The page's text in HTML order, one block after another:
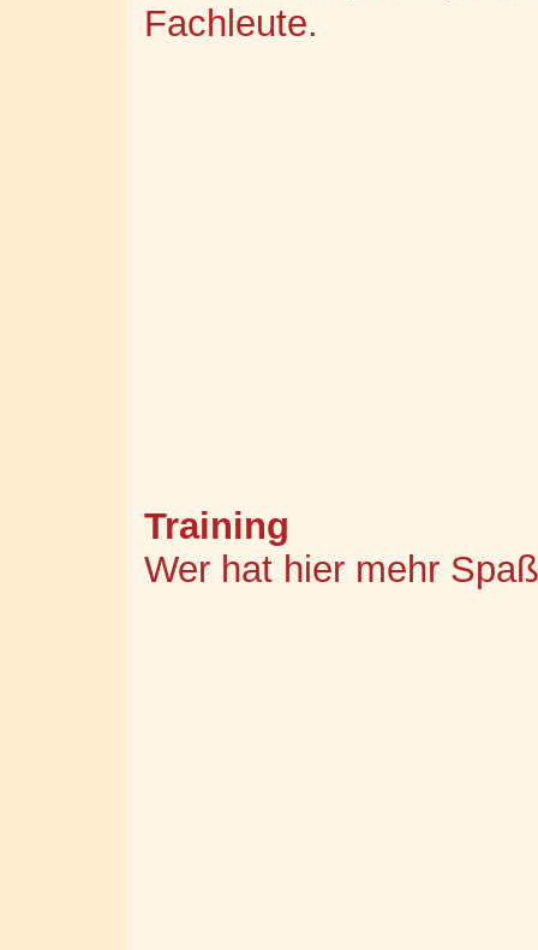
Fachleute.
Training
Wer hat hier mehr